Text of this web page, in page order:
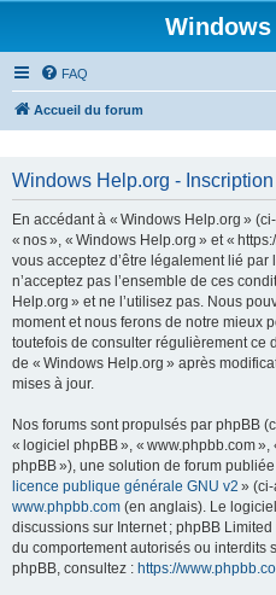
FAQ
Accueil du forum
Windows Help.org - Inscription
En accédant à « Windows Help.org »
« nos », « Windows Help.org » et «
vous acceptez d’être légalement lié
n’acceptez pas l’ensemble de ces
Help.org » et ne l’utilisez pas. Nous
moment et nous ferons de notre mieux
toutefois de consulter régulièrement ce
de « Windows Help.org » après
mises à jour.
Nos forums sont propulsés par phpBB
« logiciel phpBB », « www.phpbb.com
phpBB »), une solution de forum
licence publique générale GNU v2 »
www.phpbb.com (en anglais). Le
discussions sur Internet ; phpBB
du comportement autorisés ou interdits
phpBB, consultez : https://